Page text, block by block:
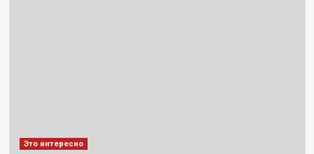
Это интересно